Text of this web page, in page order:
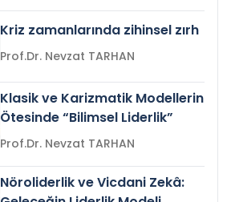
Kriz zamanlarında zihinsel zırh
Prof.Dr. Nevzat TARHAN
Klasik ve Karizmatik Modellerin
Ötesinde “Bilimsel Liderlik”
Prof.Dr. Nevzat TARHAN
Nöroliderlik ve Vicdani Zekâ: